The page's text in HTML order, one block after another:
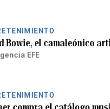
Bowie, el camaleónico
EFE